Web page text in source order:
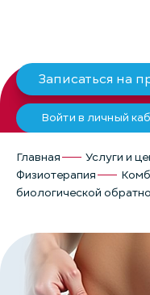
Записаться на
Войти в личный
Главная Услуги и
Физиотерапия
биологической